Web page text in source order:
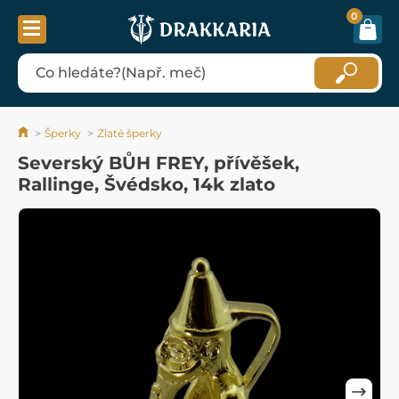
0
Šperky Zlaté šperky
Severský BŮH FREY, přívěšek,
Rallinge, Švédsko, 14k zlato